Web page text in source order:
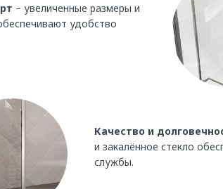
– увеличенные размеры и
удобство
Качество и
и закалённое стекло
службы.